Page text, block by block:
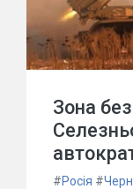
Зона
#Росія #